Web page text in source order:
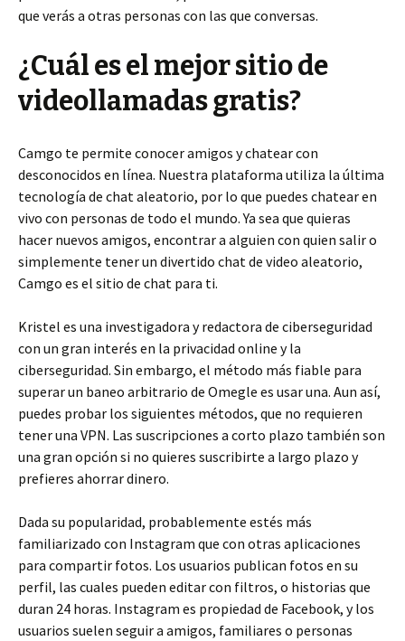
que verás a otras personas con las que conversas.
¿Cuál es el mejor sitio de
videollamadas gratis?
Camgo te permite conocer amigos y chatear con
desconocidos en línea. Nuestra plataforma utiliza la última
tecnología de chat aleatorio, por lo que puedes chatear en
vivo con personas de todo el mundo. Ya sea que quieras
hacer nuevos amigos, encontrar a alguien con quien salir o
simplemente tener un divertido chat de video aleatorio,
Camgo es el sitio de chat para ti.
Kristel es una investigadora y redactora de ciberseguridad
con un gran interés en la privacidad online y la
ciberseguridad. Sin embargo, el método más fiable para
superar un baneo arbitrario de Omegle es usar una. Aun así,
puedes probar los siguientes métodos, que no requieren
tener una VPN. Las suscripciones a corto plazo también son
una gran opción si no quieres suscribirte a largo plazo y
prefieres ahorrar dinero.
Dada su popularidad, probablemente estés más
familiarizado con Instagram que con otras aplicaciones
para compartir fotos. Los usuarios publican fotos en su
perfil, las cuales pueden editar con filtros, o historias que
duran 24 horas. Instagram es propiedad de Facebook, y los
usuarios suelen seguir a amigos, familiares o personas